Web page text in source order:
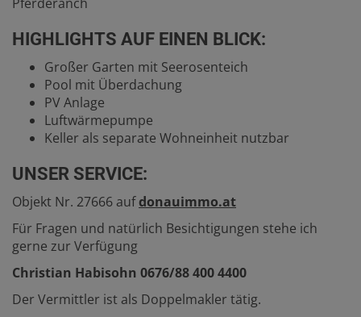
HIGHLIGHTS AUF EINEN BLICK:
Großer Garten mit Seerosenteich
Pool mit Überdachung
PV Anlage
Luftwärmepumpe
Keller als separate Wohneinheit nutzbar
UNSER SERVICE:
Objekt Nr. 27666 aufdonauimmo.at
Für Fragen und natürlich Besichtigungen stehe ich
gerne zur Verfügung
Christian Habisohn 0676/88 400 4400
Der Vermittler ist als Doppelmakler tätig.